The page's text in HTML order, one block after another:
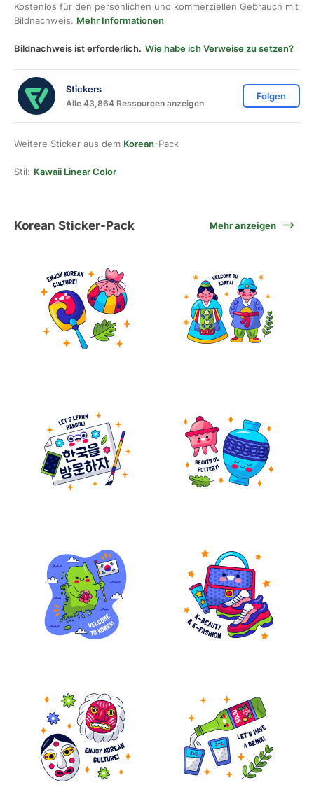
Kostenlos für den persönlichen und kommerziellen Gebrauch mit
Bildnachweis. Mehr Informationen
Bildnachweis ist erforderlich. Wie habe ich Verweise zu setzen?
Stickers
Alle 43,864 Ressourcen anzeigen
Folgen
Weitere Sticker aus dem Korean-Pack
Stil: Kawaii Linear Color
Korean Sticker-Pack Mehr anzeigen